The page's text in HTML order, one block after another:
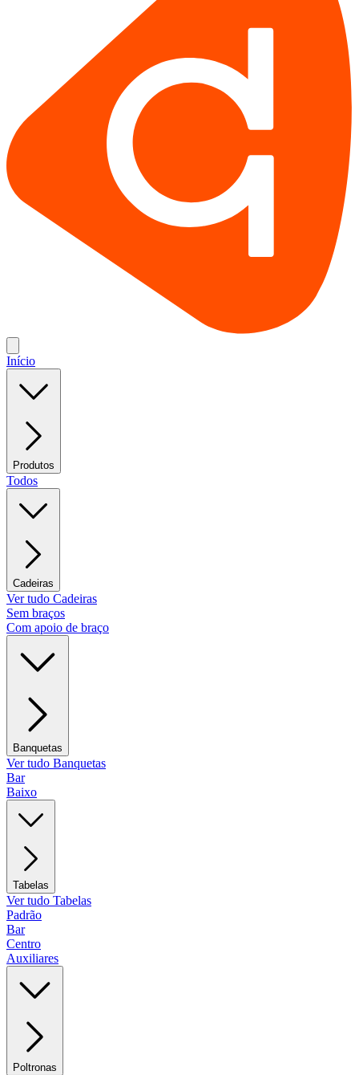
Início
Produtos
Todos
Cadeiras
Ver tudo Cadeiras
Sem braços
Com apoio de braço
Banquetas
Ver tudo Banquetas
Bar
Baixo
Tabelas
Ver tudo Tabelas
Padrão
Bar
Centro
Auxiliares
Poltronas